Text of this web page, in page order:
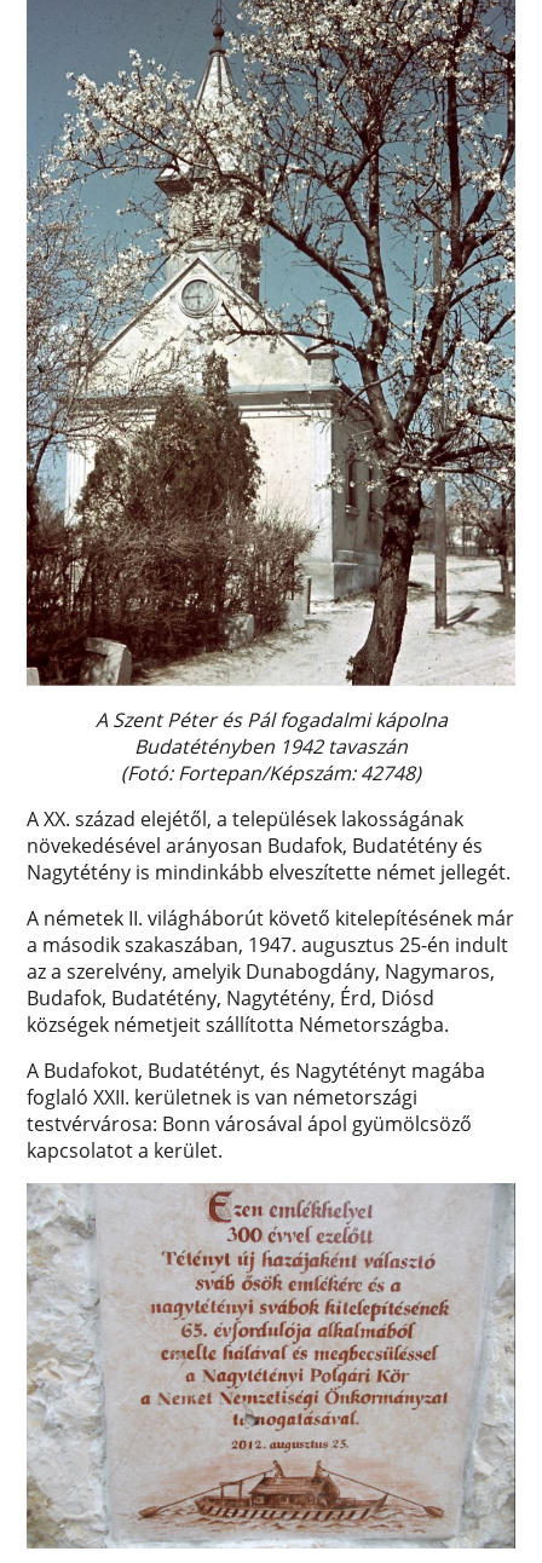
A Szent Péter és Pál fogadalmi kápolna
Budatétényben 1942 tavaszán
(Fotó: Fortepan/Képszám: 42748)
A XX. század elejétől, a települések lakosságának
növekedésével arányosan Budafok, Budatétény és
Nagytétény is mindinkább elveszítette német jellegét.
A németek II. világháborút követő kitelepítésének már
a második szakaszában, 1947. augusztus 25-én indult
az a szerelvény, amelyik Dunabogdány, Nagymaros,
Budafok, Budatétény, Nagytétény, Érd, Diósd
községek németjeit szállította Németországba.
A Budafokot, Budatétényt, és Nagytétényt magába
foglaló XXII. kerületnek is van németországi
testvérvárosa: Bonn városával ápol gyümölcsöző
kapcsolatot a kerület.